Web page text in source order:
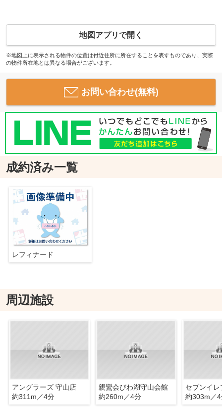
地図アプリで開く
※地図上に表示される物件の位置は付近住所に所在することを表すものであり、実際
の物件所在地とは異なる場合がございます。
お問い合わせ(無料)
成約済み一覧
レフィナード
周辺施設
アングラーズ 守山店
約311m／4分
親鸞会びわ湖守山会館
約260m／4分
約303m／